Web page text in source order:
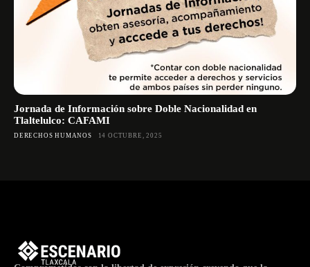
Jornada de Información sobre Doble Nacionalidad en
Tlaltelulco: CAFAMI
DERECHOS HUMANOS 14 OCTUBRE, 2025